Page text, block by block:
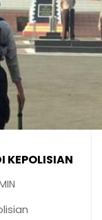
KEPOLISIAN
Kepolisian